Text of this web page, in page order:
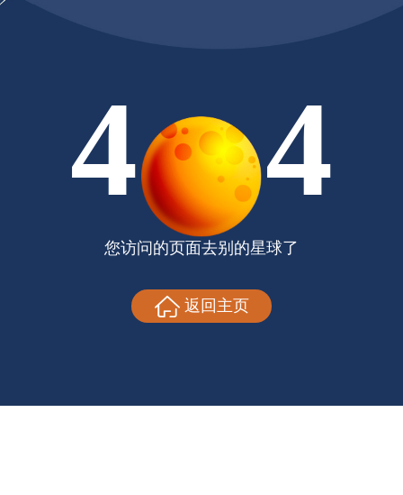
4 4
您访问的页面去别的星球了
返回主页